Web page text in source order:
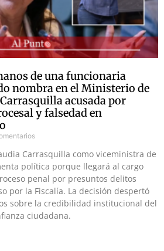
de una funcionaria
nombra en el Ministerio de
acusada por
y falsedad en
Carrasquilla como viceministra de
política porque llegará al cargo
penal por presuntos delitos
por la Fiscalía. La decisión despertó
sobre la credibilidad institucional del
ciudadana.